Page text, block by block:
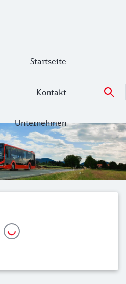
Startseite
Kontakt
Unternehmen
- Fahrpläne,